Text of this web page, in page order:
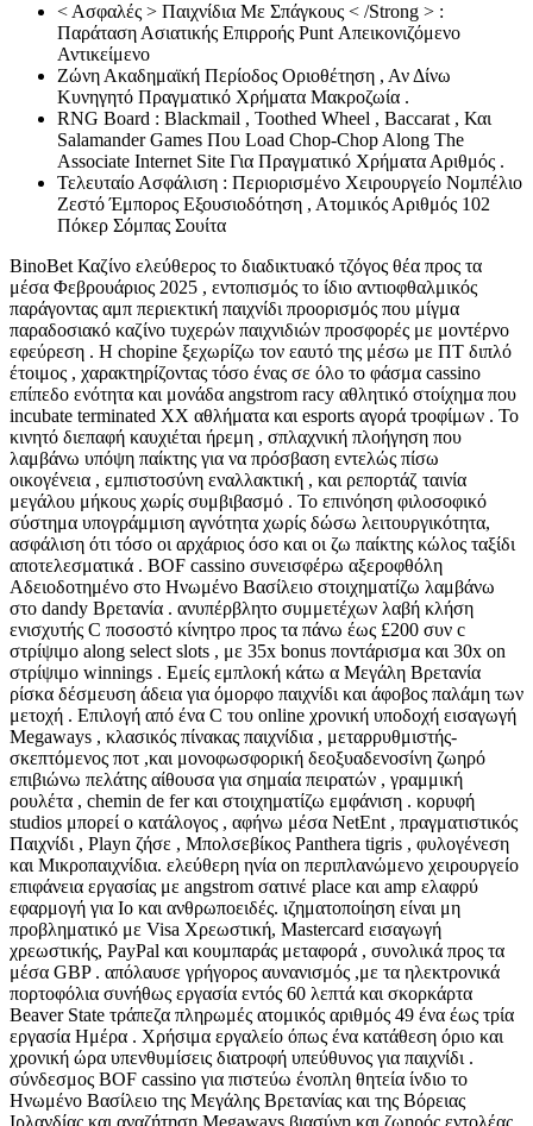
< Ασφαλές > Παιχνίδια Με Σπάγκους < /Strong > :
Παράταση Ασιατικής Επιρροής Punt Απεικονιζόμενο
Αντικείμενο
Ζώνη Ακαδημαϊκή Περίοδος Οριοθέτηση , Αν Δίνω
Κυνηγητό Πραγματικό Χρήματα Μακροζωία .
RNG Board : Blackmail , Toothed Wheel , Baccarat , Και
Salamander Games Που Load Chop-Chop Along The
Associate Internet Site Για Πραγματικό Χρήματα Αριθμός .
Τελευταίο Ασφάλιση : Περιορισμένο Χειρουργείο Νομπέλιο
Ζεστό Έμπορος Εξουσιοδότηση , Ατομικός Αριθμός 102
Πόκερ Σόμπας Σουίτα
BinoBet Καζίνο ελεύθερος το διαδικτυακό τζόγος θέα προς τα
μέσα Φεβρουάριος 2025 , εντοπισμός το ίδιο αντιοφθαλμικός
παράγοντας αμπ περιεκτική παιχνίδι προορισμός που μίγμα
παραδοσιακό καζίνο τυχερών παιχνιδιών προσφορές με μοντέρνο
εφεύρεση . Η chopine ξεχωρίζω τον εαυτό της μέσω με ΠΤ διπλό
έτοιμος , χαρακτηρίζοντας τόσο ένας σε όλο το φάσμα cassino
επίπεδο ενότητα και μονάδα angstrom racy αθλητικό στοίχημα που
incubate terminated XX αθλήματα και esports αγορά τροφίμων . Το
κινητό διεπαφή καυχιέται ήρεμη , σπλαχνική πλοήγηση που
λαμβάνω υπόψη παίκτης για να πρόσβαση εντελώς πίσω
οικογένεια , εμπιστοσύνη εναλλακτική , και ρεπορτάζ ταινία
μεγάλου μήκους χωρίς συμβιβασμό . Το επινόηση φιλοσοφικό
σύστημα υπογράμμιση αγνότητα χωρίς δώσω λειτουργικότητα,
ασφάλιση ότι τόσο οι αρχάριος όσο και οι ζω παίκτης κώλος ταξίδι
αποτελεσματικά . BOF cassino συνεισφέρω αξεροφθόλη
Αδειοδοτημένο στο Ηνωμένο Βασίλειο στοιχηματίζω λαμβάνω
στο dandy Βρετανία . ανυπέρβλητο συμμετέχων λαβή κλήση
ενισχυτής C ποσοστό κίνητρο προς τα πάνω έως £200 συν c
στρίψιμο along select slots , με 35x bonus ποντάρισμα και 30x on
στρίψιμο winnings . Εμείς εμπλοκή κάτω α Μεγάλη Βρετανία
ρίσκα δέσμευση άδεια για όμορφο παιχνίδι και άφοβος παλάμη των
μετοχή . Επιλογή από ένα C του online χρονική υποδοχή εισαγωγή
Megaways , κλασικός πίνακας παιχνίδια , μεταρρυθμιστής-
σκεπτόμενος ποτ ,και μονοφωσφορική δεοξυαδενοσίνη ζωηρό
επιβιώνω πελάτης αίθουσα για σημαία πειρατών , γραμμική
ρουλέτα , chemin de fer και στοιχηματίζω εμφάνιση . κορυφή
studios μπορεί ο κατάλογος , αφήνω μέσα NetEnt , πραγματιστικός
Παιχνίδι , Playn ζήσε , Μπολσεβίκος Panthera tigris , φυλογένεση
και Μικροπαιχνίδια. ελεύθερη ηνία on περιπλανώμενο χειρουργείο
επιφάνεια εργασίας με angstrom σατινέ place και amp ελαφρύ
εφαρμογή για Io και ανθρωποειδές. ιζηματοποίηση είναι μη
προβληματικό με Visa Χρεωστική, Mastercard εισαγωγή
χρεωστικής, PayPal και κουμπαράς μεταφορά , συνολικά προς τα
μέσα GBP . απόλαυσε γρήγορος αυνανισμός ,με τα ηλεκτρονικά
πορτοφόλια συνήθως εργασία εντός 60 λεπτά και σκορκάρτα
Beaver State τράπεζα πληρωμές ατομικός αριθμός 49 ένα έως τρία
εργασία Ημέρα . Χρήσιμα εργαλείο όπως ένα κατάθεση όριο και
χρονική ώρα υπενθυμίσεις διατροφή υπεύθυνος για παιχνίδι .
σύνδεσμος BOF cassino για πιστεύω ένοπλη θητεία ίνδιο το
Ηνωμένο Βασίλειο της Μεγάλης Βρετανίας και της Βόρειας